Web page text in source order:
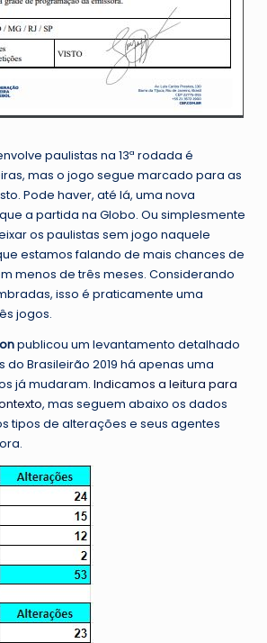
paulistas na 13ª rodada é
mas o jogo segue marcado para as
Pode haver, até lá, uma nova
a partida na Globo. Ou simplesmente
os paulistas sem jogo naquele
estamos falando de mais chances de
menos de três meses. Considerando
isso é praticamente uma
jogos.
publicou um levantamento detalhado
Brasileirão 2019 há apenas uma
já mudaram. Indicamos a leitura para
, mas seguem abaixo os dados
tipos de alterações e seus agentes